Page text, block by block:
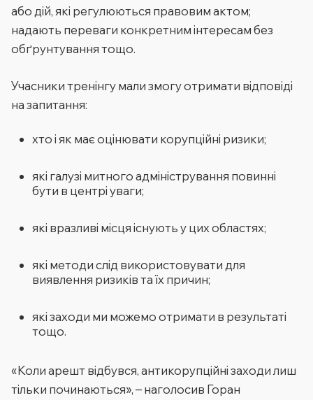
або дій, які регулюються правовим актом;
надають переваги конкретним інтересам без
обґрунтування тощо.
Учасники тренінгу мали змогу отримати відповіді
на запитання:
хто і як має оцінювати корупційні ризики;
які галузі митного адміністрування повинні
бути в центрі уваги;
які вразливі місця існують у цих областях;
які методи слід використовувати для
виявлення ризиків та їх причин;
які заходи ми можемо отримати в результаті
тощо.
«Коли арешт відбувся, антикорупційні заходи лиш
тільки починаються», – наголосив Горан